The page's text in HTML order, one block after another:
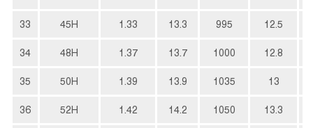
33 45H 1.33 13.3 995 12.5
34 48H 1.37 13.7 1000 12.8
35 50H 1.39 13.9 1035 13
36 52H 1.42 14.2 1050 13.3